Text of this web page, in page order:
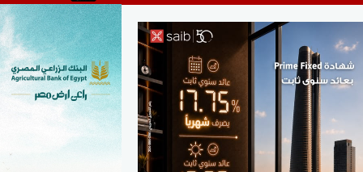
شكاوي المواطن
السياحة في مصر
التكنولوجيا
المرأة والأسرة
السيارات